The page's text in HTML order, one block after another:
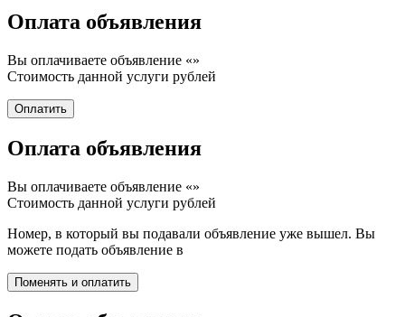
Оплата объявления
Вы оплачиваете объявление «»
Стоимость данной услуги рублей
Оплата объявления
Вы оплачиваете объявление «»
Стоимость данной услуги рублей
Номер, в который вы подавали объявление уже вышел. Вы
можете подать объявление в